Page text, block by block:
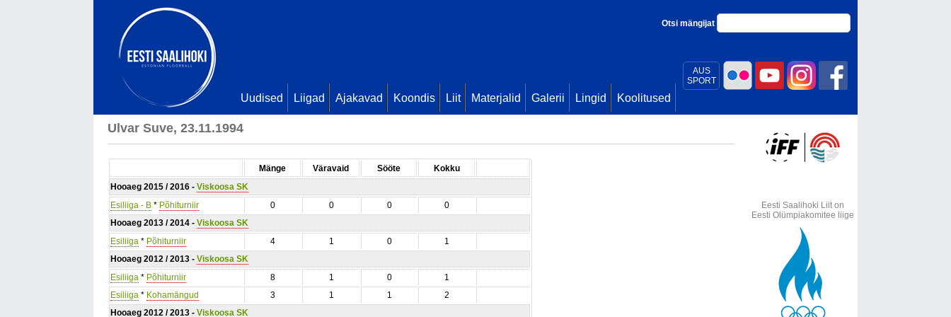
AUS
SPORT
Otsi mängijat
Uudised Liigad Ajakavad Koondis Liit Materjalid Galerii Lingid Koolitused
Ulvar Suve, 23.11.1994
Mänge Väravaid Sööte
Kokku
Hooaeg 2015 / 2016 - Viskoosa SK
Esiliiga - B * Põhiturniir 0 0 0
0
Hooaeg 2013 / 2014 - Viskoosa SK
Esiliiga * Põhiturniir 4 1 0
1
Hooaeg 2012 / 2013 - Viskoosa SK
Esiliiga * Põhiturniir 8 1 0
1
Esiliiga * Kohamängud 3 1 1
2
Hooaeg 2012 / 2013 - Viskoosa SK
Eesti Saalihoki Liit on
Eesti Olümpiakomitee liige